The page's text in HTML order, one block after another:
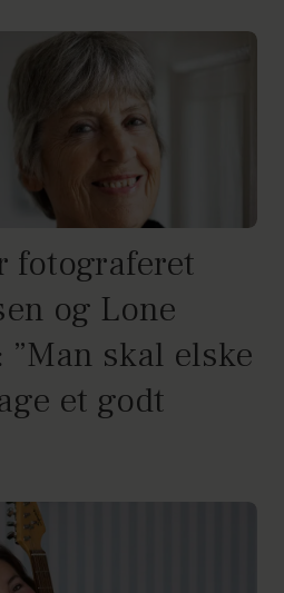
fotograferet
og Lone
skal elske
et godt